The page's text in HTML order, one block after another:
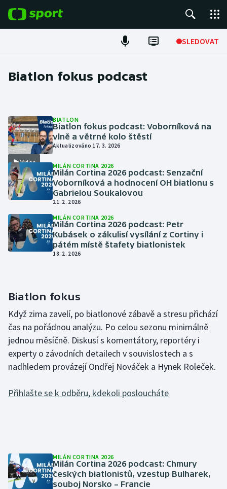
SLEDOVAT
Atletika
Cyklistika
DALŠÍ SPORTY
Baseball a softbal
Basketbal
Boby a skeleton
Box
Curling
Golf
Gymnastika
Soutěže
Historické návraty
AZ kvíz
Biatlon fokus podcast
Video
BIATLON
Biatlon fokus podcast: Voborníková na
vlně a větrné kolo štěstí
Aktualizováno 17. 3. 2026
MILÁN CORTINA 2026
Milán Cortina 2026 podcast: Senzační
Voborníková a hodnocení OH biatlonu s
Gabrielou Soukalovou
21. 2. 2026
MILÁN CORTINA 2026
Milán Cortina 2026 podcast: Petr
Kubásek o zákulisí vysílání z Cortiny i
pátém místě štafety biatlonistek
18. 2. 2026
Biatlon fokus
Když zima zavelí, po biatlonové zábavě a stresu přichází
čas na pořádnou analýzu. Po celou sezonu minimálně
jednou měsíčně. Diskusí s komentátory, reportéry i
experty o závodních detailech v souvislostech a s
nadhledem provázejí Ondřej Nováček a Hynek Roleček.
Přihlašte se k odběru, kdekoli posloucháte
MILÁN CORTINA 2026
Milán Cortina 2026 podcast: Chmury
českých biatlonistů, vzestup Bulharek,
souboj Norsko – Francie